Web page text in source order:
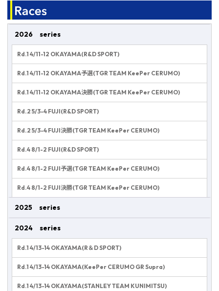
2026 series
Rd.1 4/11-12 OKAYAMA(R&D SPORT)
Rd.1 4/11-12 OKAYAMA予選(TGR TEAM KeePer CERUMO)
Rd.1 4/11-12 OKAYAMA決勝(TGR TEAM KeePer CERUMO)
Rd.2 5/3-4 FUJI(R&D SPORT)
Rd.2 5/3-4 FUJI決勝(TGR TEAM KeePer CERUMO)
Rd.4 8/1-2 FUJI(R&D SPORT)
Rd.4 8/1-2 FUJI予選(TGR TEAM KeePer CERUMO)
Rd.4 8/1-2 FUJI決勝(TGR TEAM KeePer CERUMO)
2025 series
2024 series
Rd.1 4/13-14 OKAYAMA(R＆D SPORT)
Rd.1 4/13-14 OKAYAMA(KeePer CERUMO GR Supra)
Rd.1 4/13-14 OKAYAMA(STANLEY TEAM KUNIMITSU)